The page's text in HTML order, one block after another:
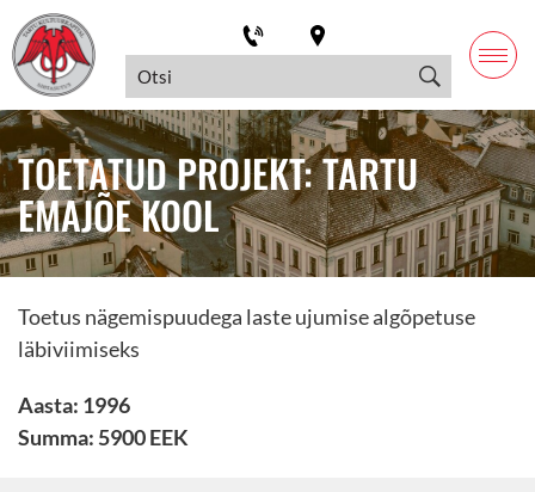
TOETATUD PROJEKT: TARTU
EMAJÕE KOOL
Toetus nägemispuudega laste ujumise algõpetuse
läbiviimiseks
Aasta: 1996
Summa: 5900 EEK